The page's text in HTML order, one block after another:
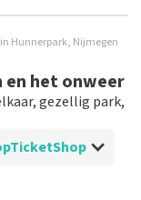
in Hunnerpark, Nijmegen
en het onweer
gezellig park,